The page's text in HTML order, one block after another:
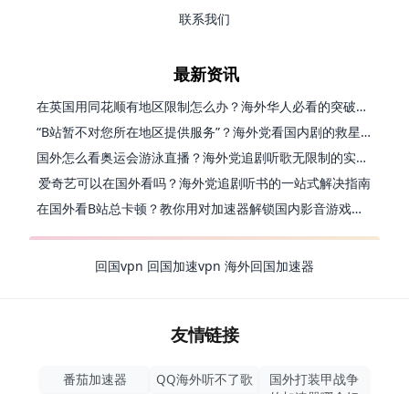
联系我们
最新资讯
在英国用同花顺有地区限制怎么办？海外华人必看的突破指南（附小说影音技巧）
“B站暂不对您所在地区提供服务”？海外党看国内剧的救星来了！
国外怎么看奥运会游泳直播？海外党追剧听歌无限制的实用指南
爱奇艺可以在国外看吗？海外党追剧听书的一站式解决指南
在国外看B站总卡顿？教你用对加速器解锁国内影音游戏自由
回国vpn 回国加速vpn 海外回国加速器
友情链接
番茄加速器 QQ海外听不了歌
国外打装甲战争